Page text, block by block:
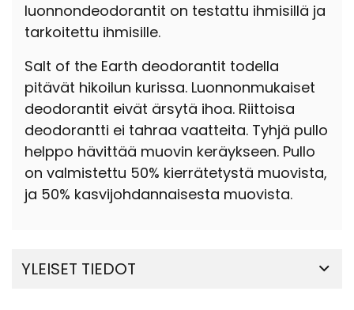
luonnondeodorantit on testattu ihmisillä ja
tarkoitettu ihmisille.
Salt of the Earth deodorantit todella
pitävät hikoilun kurissa. Luonnonmukaiset
deodorantit eivät ärsytä ihoa. Riittoisa
deodorantti ei tahraa vaatteita. Tyhjä pullo
helppo hävittää muovin keräykseen. Pullo
on valmistettu 50% kierrätetystä muovista,
ja 50% kasvijohdannaisesta muovista.
YLEISET TIEDOT